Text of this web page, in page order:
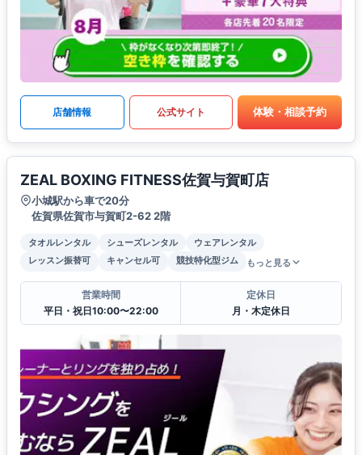
店舗情報 公式サイト 体験・相談予約
ZEAL BOXING FITNESS佐賀与賀町店
小城駅から車で20分
佐賀県佐賀市与賀町2-62 2階
タオルレンタル シューズレンタル
ウェアレンタル
レッスン振替可
キャンセル可 競技特化型ジム もっと見る
営業時間
平日・祝日10:00〜22:00
定休日
月・木定休日